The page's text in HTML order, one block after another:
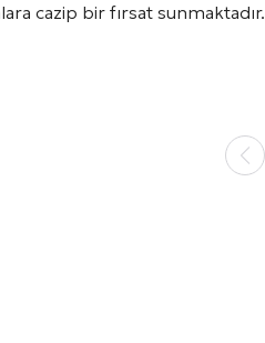
cazip bir fırsat sunmaktadır.